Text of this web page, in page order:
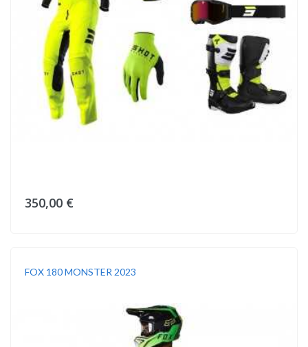
350,00 €
FOX 180 MONSTER 2023